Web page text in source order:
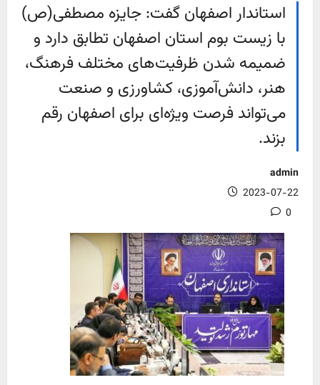
استاندار اصفهان گفت: جایزه مصطفی(ص)
با زیست بوم استان اصفهان تطابق دارد و
ضمیمه شدن ظرفیت‌های مختلف فرهنگ،
هنر، دانش‌آموزی، کشاورزی و صنعت
می‌تواند فرصت ویژه‌ای برای اصفهان رقم
بزند.
admin
2023-07-22
0